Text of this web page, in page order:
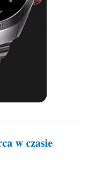
w czasie